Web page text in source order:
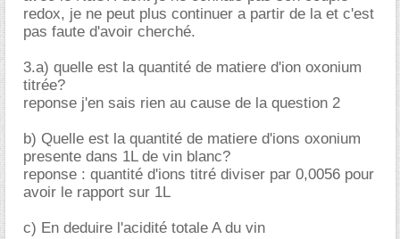
redox, je ne peut plus continuer a partir de la et c'est
pas faute d'avoir cherché.
3.a) quelle est la quantité de matiere d'ion oxonium
titrée?
reponse j'en sais rien au cause de la question 2
b) Quelle est la quantité de matiere d'ions oxonium
presente dans 1L de vin blanc?
reponse : quantité d'ions titré diviser par 0,0056 pour
avoir le rapport sur 1L
c) En deduire l'acidité totale A du vin